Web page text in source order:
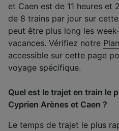
et Caen est de 11 heures et
de 8 trains par jour sur
peut être plus long les
vacances. Vérifiez notre
accessible sur cette page
voyage spécifique.
Quel est le trajet en train le
Cyprien Arènes et Caen ?
Le temps de trajet le plus